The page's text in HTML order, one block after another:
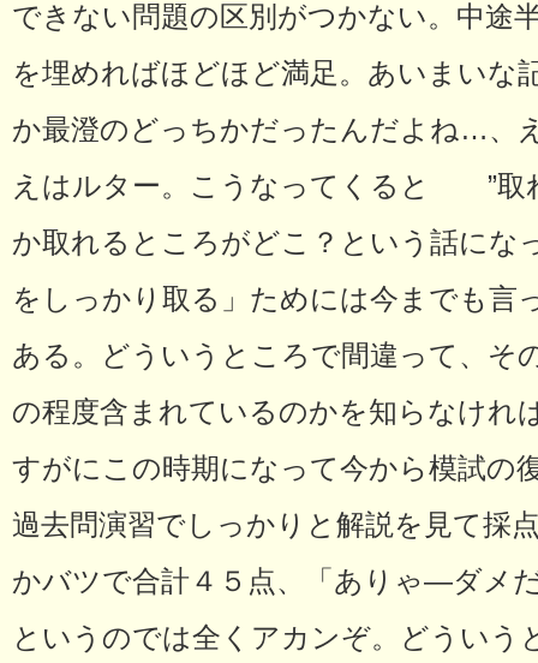
できない問題の区別がつかない。中途
を埋めればほどほど満足。あいまいな
か最澄のどっちかだったんだよね…、
えはルター。こうなってくると ”取
か取れるところがどこ？という話にな
をしっかり取る」ためには今までも言
ある。どういうところで間違って、そ
の程度含まれているのかを知らなけれ
すがにこの時期になって今から模試の
過去問演習でしっかりと解説を見て採
かバツで合計４５点、「ありゃ―ダメ
というのでは全くアカンぞ。どういう